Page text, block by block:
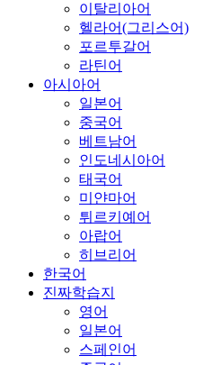
이탈리아어
헬라어(그리스어)
포르투갈어
라틴어
아시아어
일본어
중국어
베트남어
인도네시아어
태국어
미얀마어
튀르키예어
아랍어
히브리어
한국어
진짜학습지
영어
일본어
스페인어